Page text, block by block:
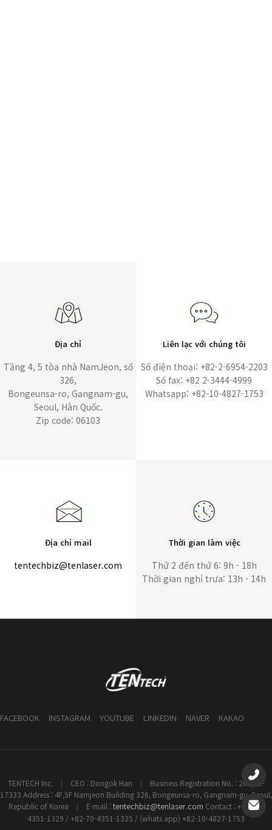
Địa chỉ
Tầng 4, 5 tòa nhà NamJeon, số
326,
Bongeunsa-ro, Gangnam-gu,
Seoul, Hàn Quốc.
Zip code: 06103
Liên lạc với chúng tôi
Số điện thoại: +82-2-6954-2203
Số fax: +82 2-3444-4999
Whatsapp: +82-10-4827-1753
Địa chỉ mail
tentechbiz@tenlaser.com
Thời gian làm việc
Thứ 2 đến thứ 6: 9h - 18h
Thời gian nghỉ trưa: 13h - 14h
FACEBOOK INSTAGRAM YOUTUBE LINKEDIN NAVER KAKAO
TENTECH Inc. | CEO : Dongok Han |
Business Registration No. : 261-81-
17333 Address : 4F,5F Namjeon Building 326, Bongeunsa-ro, Gangnam-gu, Seoul,
Republic of Korea
| E-mail :tentechbiz@tenlaser.com Contact : +82-70-
4351-1329 / +82-70-4351-1325 / (whats app) +82-10-4827-1753